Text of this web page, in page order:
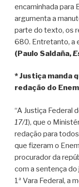
encaminhada para
argumenta a
parte do texto, os
680. Entretanto, a
(Paulo Saldaña,
* Justiça manda
redação do Enem
“A Justiça Federal
17/1), que o
redação para
que fizeram o
procurador da
com a sentença do
1ª Vara Federal, a